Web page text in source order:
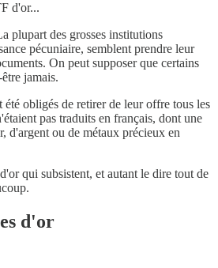
d'or...
plupart des grosses institutions
pécuniaire, semblent prendre leur
On peut supposer que certains
jamais.
été obligés de retirer de leur offre tous les
pas traduits en français, dont une
d'argent ou de métaux précieux en
qui subsistent, et autant le dire tout de
d'or